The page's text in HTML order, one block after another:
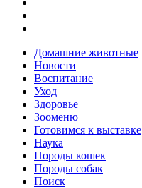
Домашние животные
Новости
Воспитание
Уход
Здоровье
Зооменю
Готовимся к выставке
Наука
Породы кошек
Породы собак
Поиск